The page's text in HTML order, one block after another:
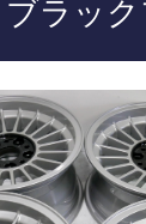
ラッ